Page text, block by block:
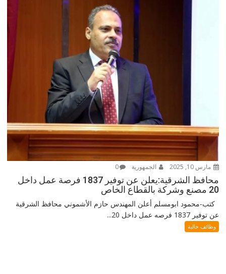
مارس 10, 2025 الجمهورية 0
محافظ الشرقية:يعلن عن توفير 1837 فرصة عمل داخل
20 مصنع وشركة بالقطاع الخاص
كتب-محمود ابومسلم أعلن المهندس حازم الأشموني محافظ الشرقية
عن توفير 1837 فرصه عمل داخل 20...
وظائف خالية